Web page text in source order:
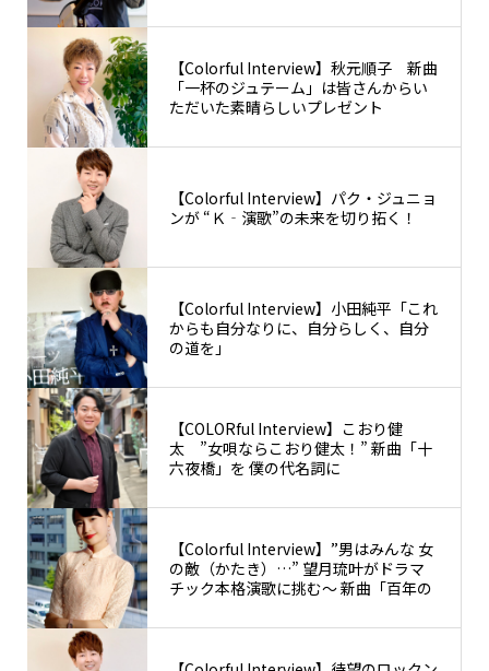
【Colorful Interview】秋元順子 新曲
「一杯のジュテーム」は皆さんからい
ただいた素晴らしいプレゼント
【Colorful Interview】パク・ジュニョ
ンが “Ｋ‐演歌”の未来を切り拓く！
【Colorful Interview】小田純平「これ
からも自分なりに、自分らしく、自分
の道を」
【COLORful Interview】こおり健
太 ”女唄ならこおり健太！” 新曲「十
六夜橋」を 僕の代名詞に
【Colorful Interview】”男はみんな 女
の敵（かたき）…” 望月琉叶がドラマ
チック本格演歌に挑む〜 新曲「百年の